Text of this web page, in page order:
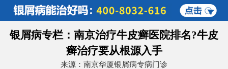
银屑病专栏：南京治疗牛皮癣医院排名?牛皮
癣治疗要从根源入手
来源： 南京华厦银屑病专病门诊